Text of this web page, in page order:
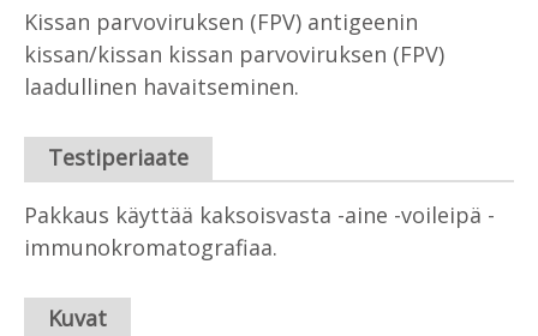
Kissan parvoviruksen (FPV) antigeenin
kissan/kissan kissan parvoviruksen (FPV)
laadullinen havaitseminen.
Testiperiaate
Pakkaus käyttää kaksoisvasta -aine -voileipä -
immunokromatografiaa.
Kuvat